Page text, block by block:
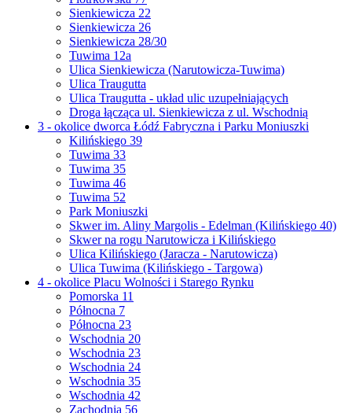
Sienkiewicza 22
Sienkiewicza 26
Sienkiewicza 28/30
Tuwima 12a
Ulica Sienkiewicza (Narutowicza-Tuwima)
Ulica Traugutta
Ulica Traugutta - układ ulic uzupełniających
Droga łącząca ul. Sienkiewicza z ul. Wschodnią
3 - okolice dworca Łódź Fabryczna i Parku Moniuszki
Kilińskiego 39
Tuwima 33
Tuwima 35
Tuwima 46
Tuwima 52
Park Moniuszki
Skwer im. Aliny Margolis - Edelman (Kilińskiego 40)
Skwer na rogu Narutowicza i Kilińskiego
Ulica Kilińskiego (Jaracza - Narutowicza)
Ulica Tuwima (Kilińskiego - Targowa)
4 - okolice Placu Wolności i Starego Rynku
Pomorska 11
Północna 7
Północna 23
Wschodnia 20
Wschodnia 23
Wschodnia 24
Wschodnia 35
Wschodnia 42
Zachodnia 56